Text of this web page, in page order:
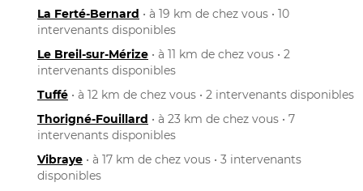
La Ferté-Bernard • à 19 km de chez vous • 10
intervenants disponibles
Le Breil-sur-Mérize • à 11 km de chez vous • 2
intervenants disponibles
Tuffé • à 12 km de chez vous • 2 intervenants disponibles
Thorigné-Fouillard • à 23 km de chez vous • 7
intervenants disponibles
Vibraye • à 17 km de chez vous • 3 intervenants
disponibles